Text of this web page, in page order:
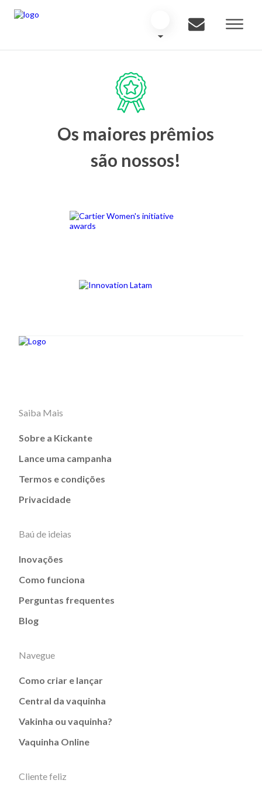
Os maiores prêmios
são nossos!
Saiba Mais
Sobre a Kickante
Lance uma campanha
Termos e condições
Privacidade
Baú de ideias
Inovações
Como funciona
Perguntas frequentes
Blog
Navegue
Como criar e lançar
Central da vaquinha
Vakinha ou vaquinha?
Vaquinha Online
Cliente feliz